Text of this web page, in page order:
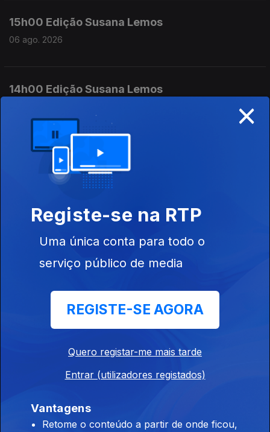
15h00 Edição Susana Lemos
06 ago. 2026
14h00 Edição Susana Lemos
13h00 Edição Susana Lemos
06 ago. 2026
12h00 Edição Susana Lemos
06 ago. 2026
11h00 Edição Susana Lemos
10h00 Edição Germano Campos
09h00 Edição Germano Campos
×
Registe-se na RTP
Uma única conta para todo o
serviço público de media
REGISTE-SE AGORA
Quero registar-me mais tarde
Entrar (utilizadores registados)
Vantagens
Retome o conteúdo a partir de onde ficou,